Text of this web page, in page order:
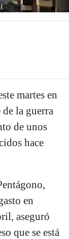
martes en
la guerra
de unos
hace
en
aseguró
que se está